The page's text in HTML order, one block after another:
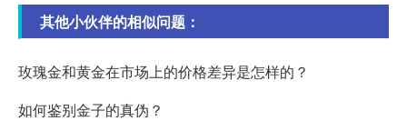
其他小伙伴的相似问题：
玫瑰金和黄金在市场上的价格差异是怎样的？
如何鉴别金子的真伪？